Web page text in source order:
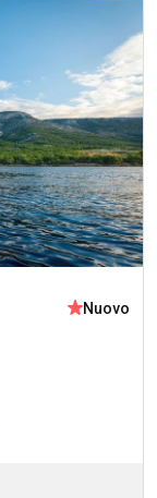
Nuovo